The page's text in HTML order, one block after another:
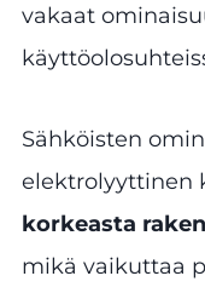
vakaat
Sähköisten
elektrolyyttinen
korkeasta
mikä vaikuttaa